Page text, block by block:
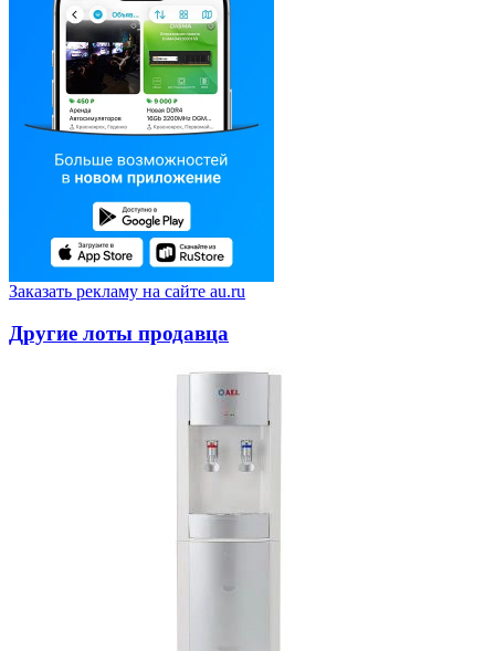
Заказать рекламу на сайте au.ru
Другие лоты продавца